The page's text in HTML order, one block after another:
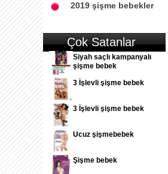
2019 şişme bebekler
Çok Satanlar
Siyah saçlı kampanyalı
şişme bebek
3 İşlevli şişme bebek
3 İşlevli şişme bebek
Ucuz şişmebebek
Şişme bebek